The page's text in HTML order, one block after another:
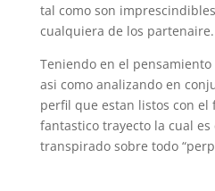
tal como son
cualquiera de los partenaire.
Teniendo en el
asi­ como analizando en
perfil que estan listos con el
fantastico trayecto la cual es
transpirado sobre todo